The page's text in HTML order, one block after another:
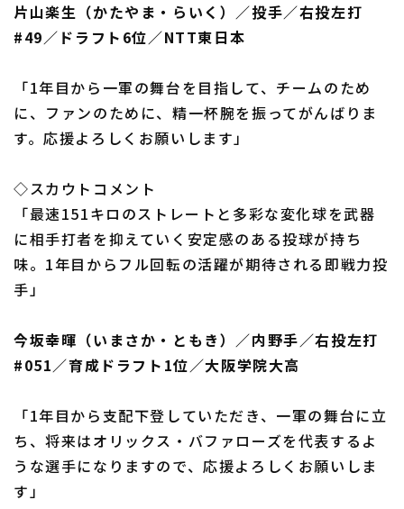
片山楽生（かたやま・らいく）／投手／右投左打
#49／ドラフト6位／NTT東日本
「1年目から一軍の舞台を目指して、チームのため
に、ファンのために、精一杯腕を振ってがんばりま
す。応援よろしくお願いします」
◇スカウトコメント
「最速151キロのストレートと多彩な変化球を武器
に相手打者を抑えていく安定感のある投球が持ち
味。1年目からフル回転の活躍が期待される即戦力投
手」
今坂幸暉（いまさか・ともき）／内野手／右投左打
#051／育成ドラフト1位／大阪学院大高
「1年目から支配下登していただき、一軍の舞台に立
ち、将来はオリックス・バファローズを代表するよ
うな選手になりますので、応援よろしくお願いしま
す」